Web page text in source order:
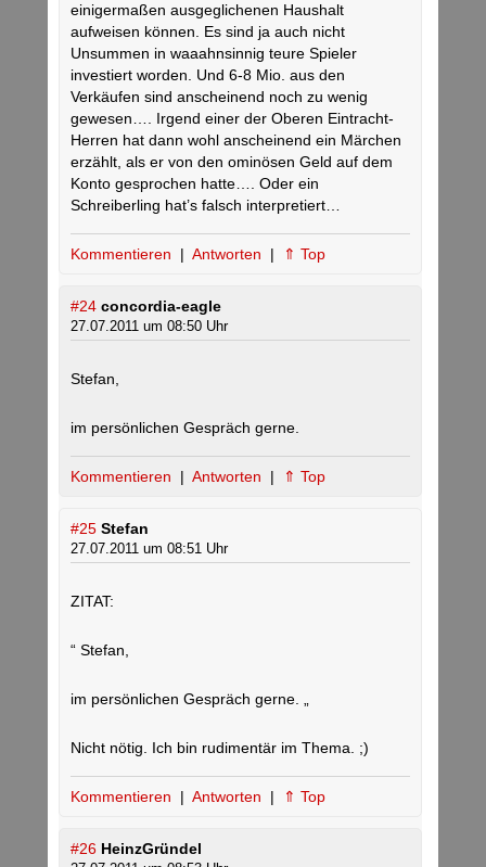
einigermaßen ausgeglichenen Haushalt
aufweisen können. Es sind ja auch nicht
Unsummen in waaahnsinnig teure Spieler
investiert worden. Und 6-8 Mio. aus den
Verkäufen sind anscheinend noch zu wenig
gewesen…. Irgend einer der Oberen Eintracht-
Herren hat dann wohl anscheinend ein Märchen
erzählt, als er von den ominösen Geld auf dem
Konto gesprochen hatte…. Oder ein
Schreiberling hat’s falsch interpretiert…
Kommentieren | Antworten | ⇑ Top
#24 concordia-eagle
27.07.2011 um 08:50 Uhr
Stefan,
im persönlichen Gespräch gerne.
Kommentieren | Antworten | ⇑ Top
#25 Stefan
27.07.2011 um 08:51 Uhr
ZITAT:
“ Stefan,
im persönlichen Gespräch gerne. „
Nicht nötig. Ich bin rudimentär im Thema. ;)
Kommentieren | Antworten | ⇑ Top
#26 HeinzGründel